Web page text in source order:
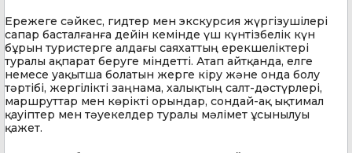
Ережеге сәйкес, гидтер мен экскурсия жүргізушілері
сапар басталғанға дейін кемінде үш күнтізбелік күн
бұрын туристерге алдағы саяхаттың ерекшеліктері
туралы ақпарат беруге міндетті. Атап айтқанда, елге
немесе уақытша болатын жерге кіру және онда болу
тәртібі, жергілікті заңнама, халықтың салт-дәстүрлері,
маршруттар мен көрікті орындар, сондай-ақ ықтимал
қауіптер мен тәуекелдер туралы мәлімет ұсынылуы
қажет.